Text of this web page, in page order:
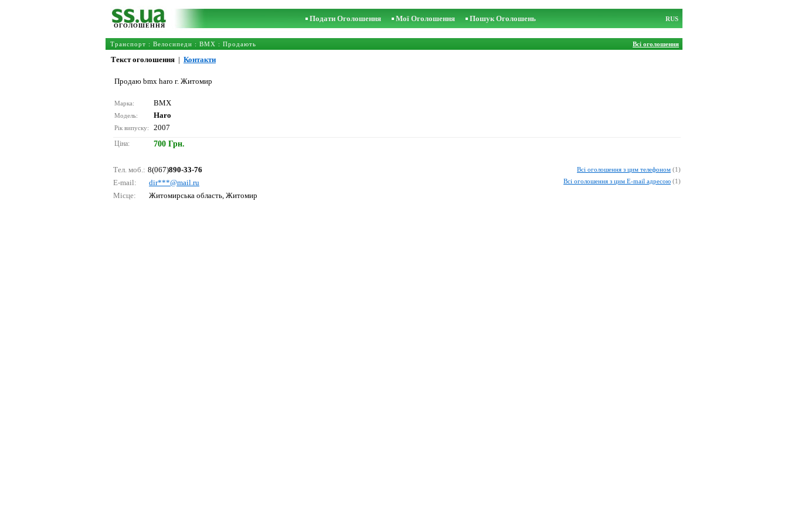
ОГОЛОШЕННЯ
Подати Оголошення Мої Оголошення Пошук Оголошень RUS
Транспорт : Велосипеди : BMX : Продають Всі оголошення
Текст оголошення | Контакти
Продаю bmx haro г. Житомир
Марка: BMX
Модель: Haro
Рік випуску: 2007
Ціна: 700 Грн.
Тел. моб.: 8(067)890-33-76
E-mail:
dir***@mаil.ru
Місце:
Житомирська область, Житомир
Всі оголошення з цим телефоном (1)
Всі оголошення з цим E-mail адресою (1)